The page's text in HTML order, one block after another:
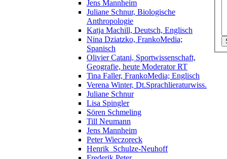
Jens Mannheim
Juliane Schnur, Biologische
Anthropologie
Katja Machill, Deutsch, Englisch
Nina Dziatzko, FrankoMedia;
Spanisch
Olivier Catani, Sportwissenschaft,
Geografie, heute Moderator RT
Tina Faller, FrankoMedia; Englisch
Verena Winter, Dt.Sprachlieraturwiss.
Juliane Schnur
Lisa Spingler
Sören Schmeling
Till Neumann
Jens Mannheim
Peter Wieczoreck
Henrik_Schulze-Neuhoff